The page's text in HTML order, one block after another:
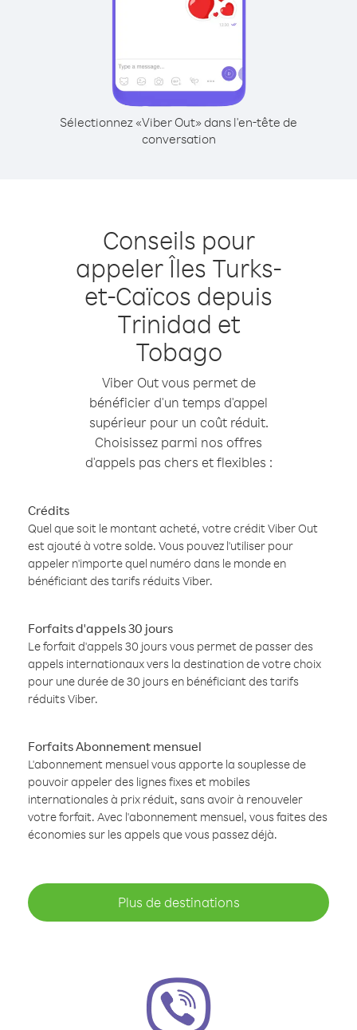
Sélectionnez «Viber Out» dans l'en-tête de
conversation
Conseils pour
appeler Îles Turks-
et-Caïcos depuis
Trinidad et
Tobago
Viber Out vous permet de
bénéficier d'un temps d'appel
supérieur pour un coût réduit.
Choisissez parmi nos offres
d'appels pas chers et flexibles :
Crédits
Quel que soit le montant acheté, votre crédit Viber Out
est ajouté à votre solde. Vous pouvez l'utiliser pour
appeler n'importe quel numéro dans le monde en
bénéficiant des tarifs réduits Viber.
Forfaits d'appels 30 jours
Le forfait d'appels 30 jours vous permet de passer des
appels internationaux vers la destination de votre choix
pour une durée de 30 jours en bénéficiant des tarifs
réduits Viber.
Forfaits Abonnement mensuel
L'abonnement mensuel vous apporte la souplesse de
pouvoir appeler des lignes fixes et mobiles
internationales à prix réduit, sans avoir à renouveler
votre forfait. Avec l'abonnement mensuel, vous faites des
économies sur les appels que vous passez déjà.
Plus de destinations